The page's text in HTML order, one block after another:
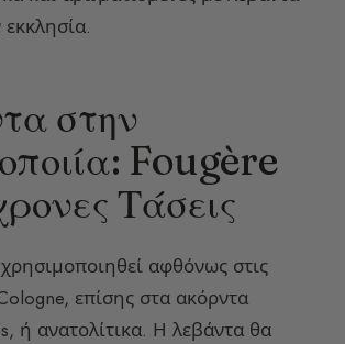
στην
Fougère
Τάσεις
αφθόνως στις
επίσης στα ακόρντα
ή ανατολίτικα. Η λεβάντα θα